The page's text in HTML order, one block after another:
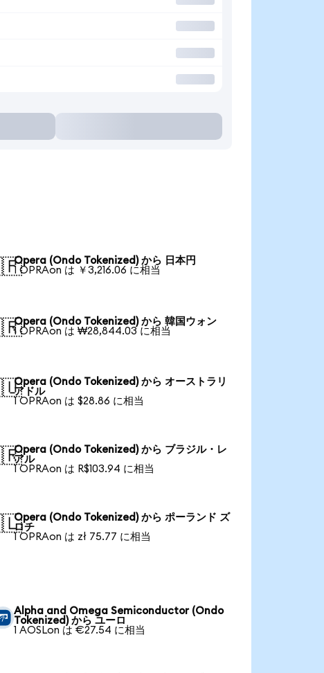
Opera (Ondo Tokenized) から 日本円
1 OPRAon は ￥3,216.06 に相当
Opera (Ondo Tokenized) から 韓国ウォン
1 OPRAon は ₩28,844.03 に相当
Opera (Ondo Tokenized) から オーストラリ
アドル
1 OPRAon は $28.86 に相当
Opera (Ondo Tokenized) から ブラジル・レ
アル
1 OPRAon は R$103.94 に相当
Opera (Ondo Tokenized) から ポーランド ズ
ロチ
1 OPRAon は zł 75.77 に相当
Alpha and Omega Semiconductor (Ondo
Tokenized) から ユーロ
1 AOSLon は €27.54 に相当